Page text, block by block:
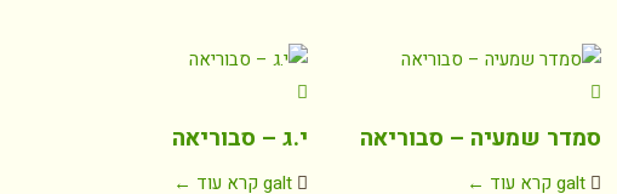
י.ג – סבוריאה
galt קרא עוד ←
סמדר שמעיה – סבוריאה
galt קרא עוד ←